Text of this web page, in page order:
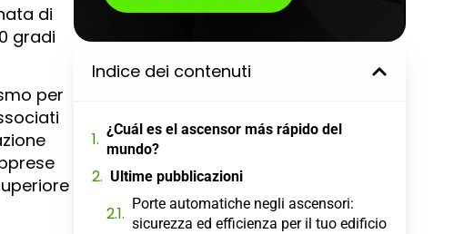
di
gradi
per
Indice dei contenuti
¿Cuál es el ascensor más rápido del
mundo?
Ultime pubblicazioni
Porte automatiche negli ascensori:
sicurezza ed efficienza per il tuo edificio